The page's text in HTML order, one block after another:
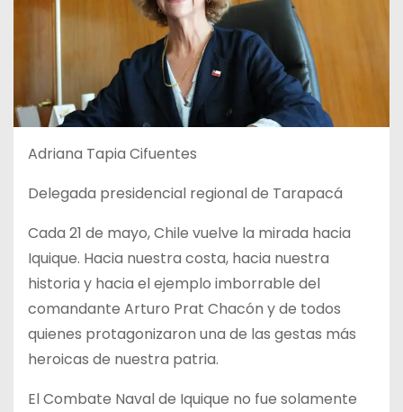
Adriana Tapia Cifuentes
Delegada presidencial regional de Tarapacá
Cada 21 de mayo, Chile vuelve la mirada hacia
Iquique. Hacia nuestra costa, hacia nuestra
historia y hacia el ejemplo imborrable del
comandante Arturo Prat Chacón y de todos
quienes protagonizaron una de las gestas más
heroicas de nuestra patria.
El Combate Naval de Iquique no fue solamente